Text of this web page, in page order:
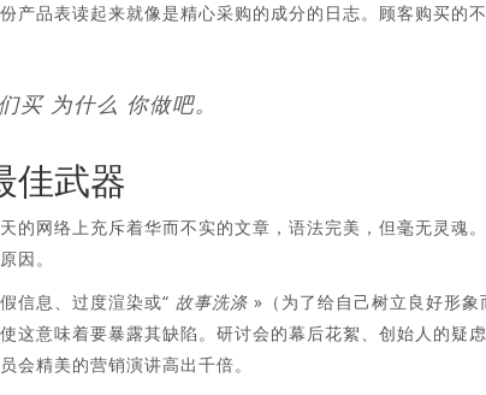
产品表读起来就像是精心采购的成分的日志。顾客购买的
买 为什么 你做吧。
佳武器
的网络上充斥着华而不实的文章，语法完美，但毫无灵魂
因。
信息、过度渲染或“ 故事洗涤 »（为了给自己树立良好形象
意味着要暴露其缺陷。研讨会的幕后花絮、创始人的疑虑
会精美的营销演讲高出千倍。